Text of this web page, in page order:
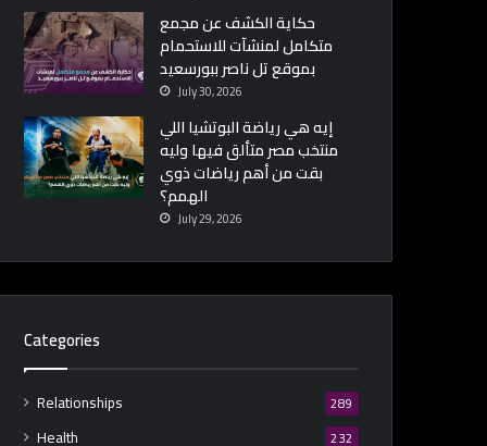
حكاية الكشف عن مجمع
متكامل لمنشآت للاستحمام
بموقع تل ناصر ببورسعيد
July 30, 2026
إيه هي رياضة البوتشيا اللي
منتخب مصر متألق فيها وليه
بقت من أهم رياضات ذوي
الهمم؟
July 29, 2026
Categories
Relationships 289
Health 232